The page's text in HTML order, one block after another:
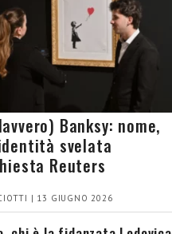
Banksy: nome,
svelata
Reuters
| 13 GIUGNO 2026